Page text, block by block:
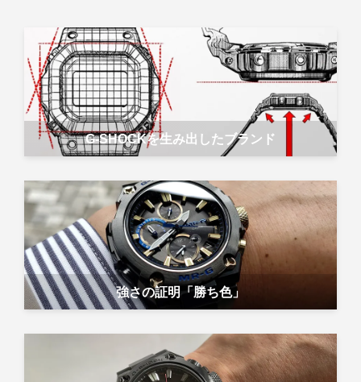
G-SHOCKを生み出したブランド
強さの証明「勝ち色」